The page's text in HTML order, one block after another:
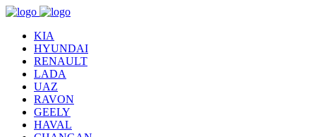
KIA
HYUNDAI
RENAULT
LADA
UAZ
RAVON
GEELY
HAVAL